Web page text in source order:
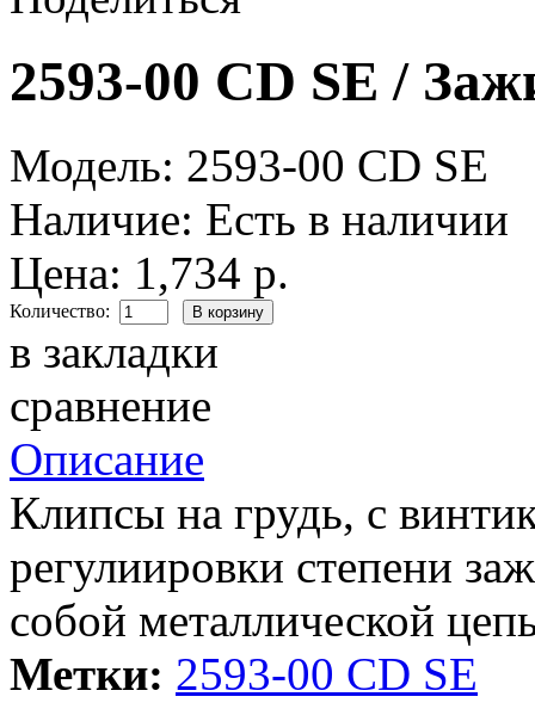
2593-00 CD SE /
Модель: 2593-00 CD SE
Наличие: Есть в наличии
Цена: 1,734 р.
Количество:
в закладки
сравнение
Описание
Клипсы на грудь, с
регулиировки степени
собой металлической
Метки: 2593-00 CD SE